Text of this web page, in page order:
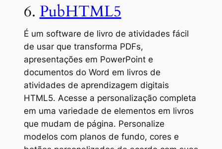
6. PubHTML5
É um software de livro de atividades fácil
de usar que transforma PDFs,
apresentações em PowerPoint e
documentos do Word em livros de
atividades de aprendizagem digitais
HTML5. Acesse a personalização completa
em uma variedade de elementos em livros
que mudam de página. Personalize
modelos com planos de fundo, cores e